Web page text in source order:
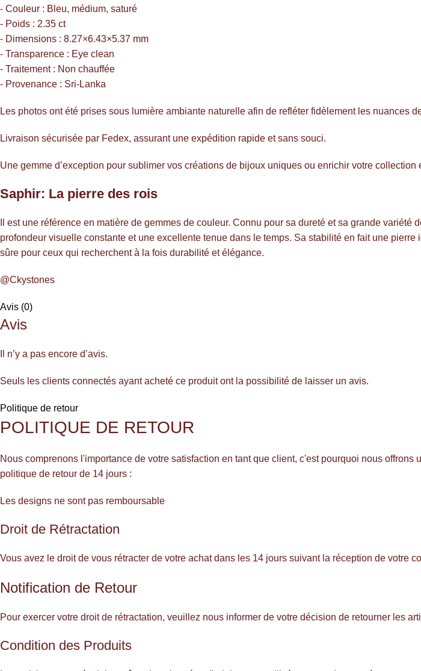
⁃ Couleur : Bleu, médium, saturé
⁃ Poids : 2.35 ct
⁃ Dimensions : 8.27×6.43×5.37 mm
⁃ Transparence : Eye clean
⁃ Traitement : Non chauffée
⁃ Provenance : Sri-Lanka
Les photos ont été prises sous lumière ambiante naturelle afin de refléter fidèlement les nuances
Livraison sécurisée par Fedex, assurant une expédition rapide et sans souci.
Une gemme d’exception pour sublimer vos créations de bijoux uniques ou enrichir votre collection
Saphir: La pierre des rois
Il est une référence en matière de gemmes de couleur. Connu pour sa dureté et sa grande
profondeur visuelle constante et une excellente tenue dans le temps. Sa stabilité en fait une
sûre pour ceux qui recherchent à la fois durabilité et élégance.
@Ckystones
Avis (0)
Avis
Il n’y a pas encore d’avis.
Seuls les clients connectés ayant acheté ce produit ont la possibilité de laisser un avis.
Politique de retour
POLITIQUE DE RETOUR
Nous comprenons l'importance de votre satisfaction en tant que client, c'est pourquoi nous
politique de retour de 14 jours :
Les designs ne sont pas remboursable
Droit de Rétractation
Vous avez le droit de vous rétracter de votre achat dans les 14 jours suivant la réception de votre
Notification de Retour
Pour exercer votre droit de rétractation, veuillez nous informer de votre décision de retourner les
Condition des Produits